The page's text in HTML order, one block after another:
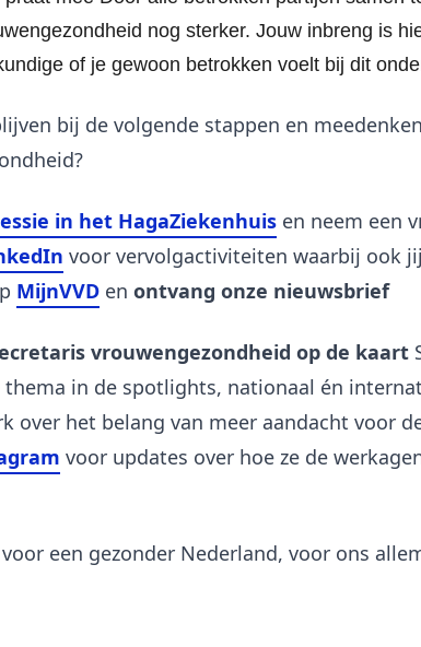
nog sterker. Jouw inbreng is
of je gewoon betrokken voelt bij dit
bij de volgende stappen en
in het HagaZiekenhuis en neem een
voor vervolgactiviteiten waarbij ook
MijnVVD en ontvang onze nieuwsbrief
vrouwengezondheid op de kaart
in de spotlights, nationaal én
over het belang van meer aandacht voor
voor updates over hoe ze de
een gezonder Nederland, voor ons